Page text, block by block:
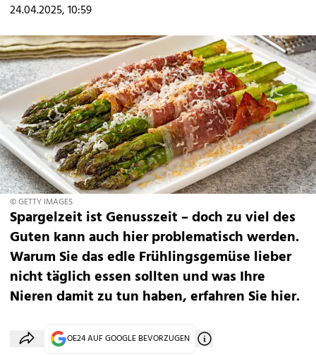
24.04.2025, 10:59
© GETTY IMAGES
Spargelzeit ist Genusszeit – doch zu viel des
Guten kann auch hier problematisch werden.
Warum Sie das edle Frühlingsgemüse lieber
nicht täglich essen sollten und was Ihre
Nieren damit zu tun haben, erfahren Sie hier.
OE24 AUF GOOGLE BEVORZUGEN